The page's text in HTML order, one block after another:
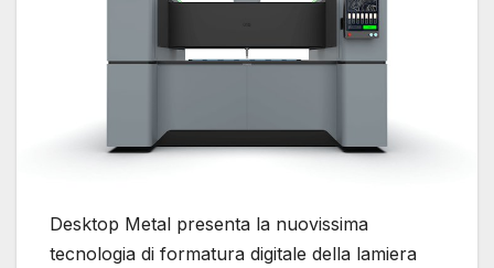
Desktop Metal presenta la nuovissima
tecnologia di formatura digitale della lamiera